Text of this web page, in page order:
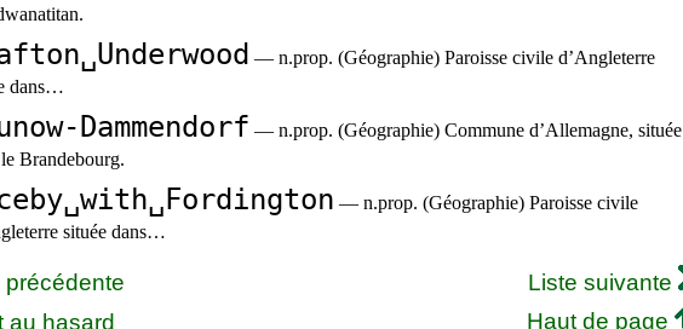
— n.prop. (Géographie) Paroisse civile d’Angleterre
dans…
Dammendorf — n.prop. (Géographie) Commune d’Allemagne, située
Brandebourg.
— n.prop. (Géographie) Paroisse civile
située dans…
précédente
Liste suivante
au hasard
Haut de page